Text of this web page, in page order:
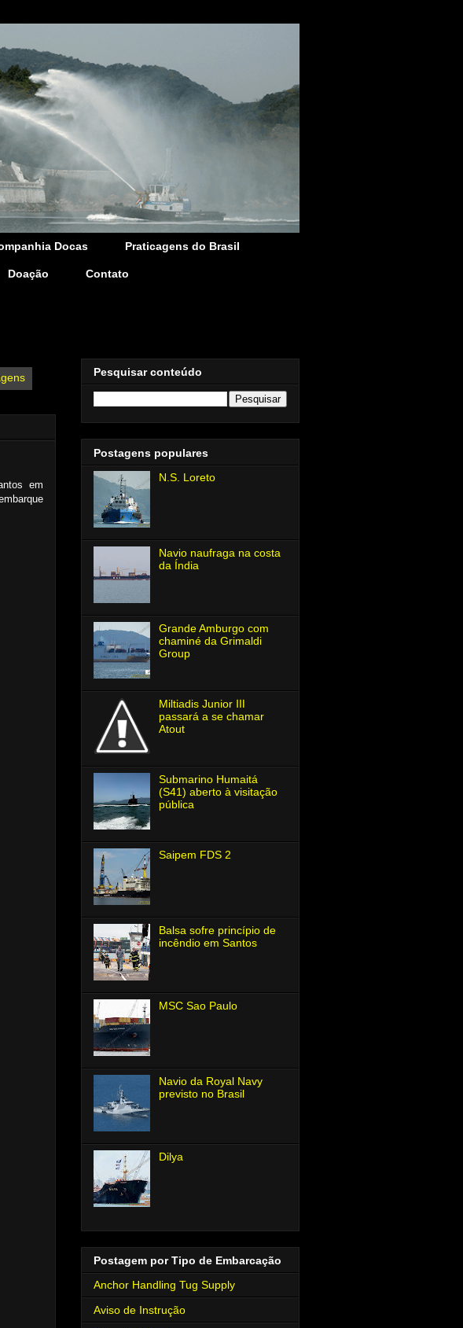
Docas Praticagens do Brasil
Doação Contato
em
Pesquisar conteúdo
Postagens populares
N.S. Loreto
Navio naufraga na costa
da Índia
Grande Amburgo com
chaminé da Grimaldi
Group
Miltiadis Junior Ⅲ
passará a se chamar
Atout
Submarino Humaitá
(S41) aberto à visitação
pública
Saipem FDS 2
Balsa sofre princípio de
incêndio em Santos
MSC Sao Paulo
Navio da Royal Navy
previsto no Brasil
Dilya
Postagem por Tipo de Embarcação
Anchor Handling Tug Supply
Aviso de Instrução